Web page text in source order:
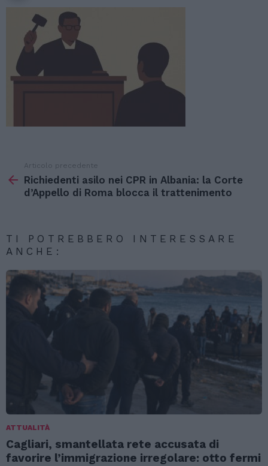
di
Articolo precedente
Richiedenti asilo nei CPR in Albania: la Corte
d’Appello di Roma blocca il trattenimento
TI POTREBBERO INTERESSARE
ANCHE:
ATTUALITÀ
Cagliari, smantellata rete accusata di
favorire l’immigrazione irregolare: otto fermi